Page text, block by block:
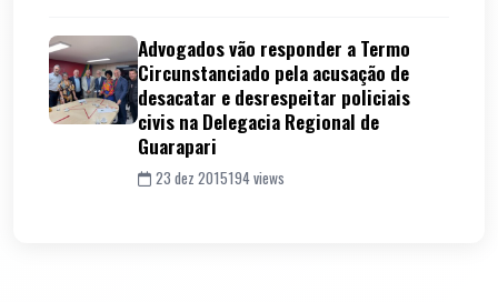
Advogados vão responder a Termo
Circunstanciado pela acusação de
desacatar e desrespeitar policiais
civis na Delegacia Regional de
Guarapari
23 dez 2015194 views